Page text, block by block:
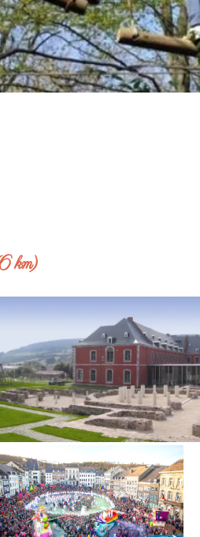
km)
Abbaye